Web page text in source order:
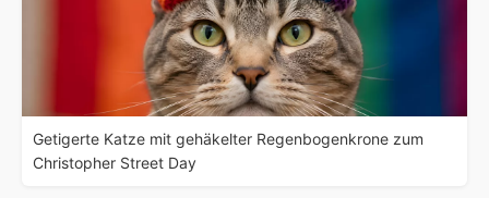
Getigerte Katze mit gehäkelter Regenbogenkrone zum
Christopher Street Day